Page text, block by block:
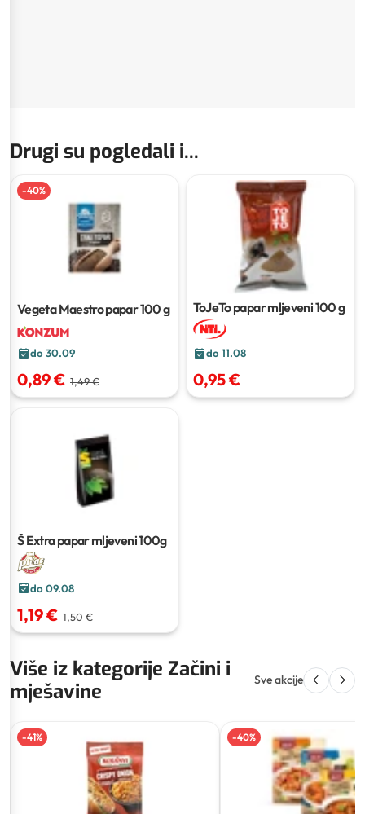
Drugi su pogledali i...
-40%
Vegeta Maestro papar100 g
do 30.09
0,89 € 1,49 €
ToJeTo papar mljeveni100 g
do 11.08
0,95 €
Š Extra papar mljeveni100g
do 09.08
1,19 € 1,50 €
Više iz kategorije Začini i
mješavine
Sve akcije
-41% -40%